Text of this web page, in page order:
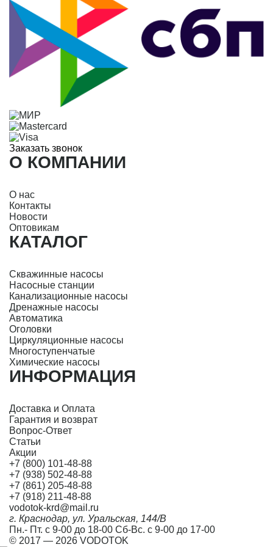
Заказать звонок
О КОМПАНИИ
О нас
Контакты
Новости
Оптовикам
КАТАЛОГ
Скважинные насосы
Насосные станции
Канализационные насосы
Дренажные насосы
Автоматика
Оголовки
Циркуляционные насосы
Многоступенчатые
Химические насосы
ИНФОРМАЦИЯ
Доставка и Оплата
Гарантия и возврат
Вопрос-Ответ
Статьи
Акции
+7 (800) 101-48-88
+7 (938) 502-48-88
+7 (861) 205-48-88
+7 (918) 211-48-88
vodotok-krd@mail.ru
г. Краснодар, ул. Уральская, 144/В
Пн.- Пт. с 9-00 до 18-00 Сб-Вс. с 9-00 до 17-00
© 2017 — 2026 VODOTOK